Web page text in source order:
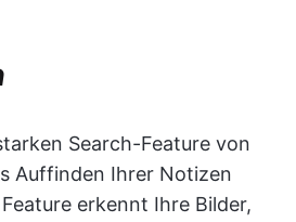
Search-Feature von
Auffinden Ihrer Notizen
erkennt Ihre Bilder,